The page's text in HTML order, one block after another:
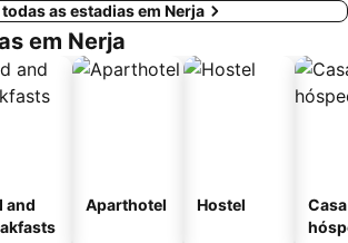
todas as estadias em Nerja
em Nerja
and
Aparthotel Hostel